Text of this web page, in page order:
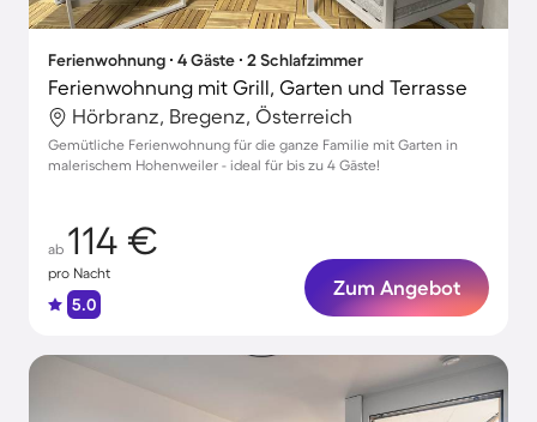
Ferienwohnung ∙ 4 Gäste ∙ 2 Schlafzimmer
Ferienwohnung mit Grill, Garten und Terrasse
Hörbranz, Bregenz, Österreich
Gemütliche Ferienwohnung für die ganze Familie mit Garten in
malerischem Hohenweiler - ideal für bis zu 4 Gäste!
ab 114 €
pro Nacht
5.0
Zum Angebot